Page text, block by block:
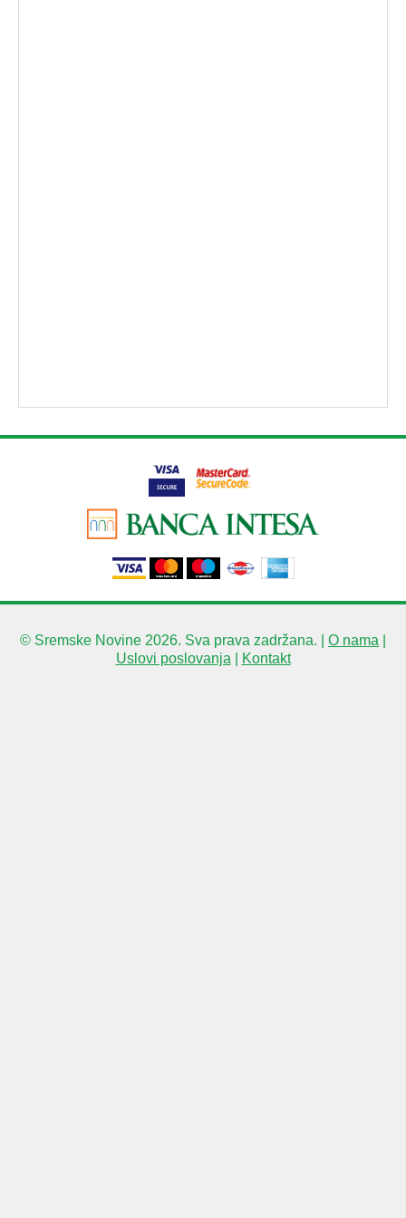
© Sremske Novine 2026. Sva prava zadržana. | O nama
Uslovi poslovanja
Kontakt